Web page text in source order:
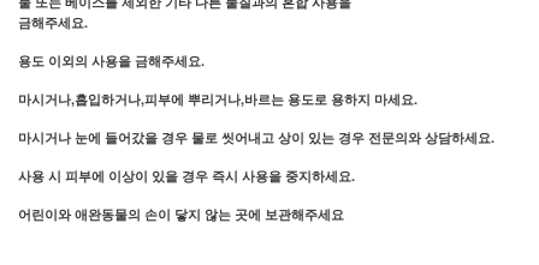
금해주세요.
용도 이외의 사용을 금해주세요.
마시거나,흡입하거나,피부에 뿌리거나,바르는 용도로 용하지 마세요.
마시거나 눈에 들어갔을 경우 물로 씻어내고 상이 있는 경우 전문의와 상담하세요.
사용 시 피부에 이상이 있을 경우 즉시 사용을 중지하세요.
어린이와 애완동물의 손이 닿지 않는 곳에 보관해주세요